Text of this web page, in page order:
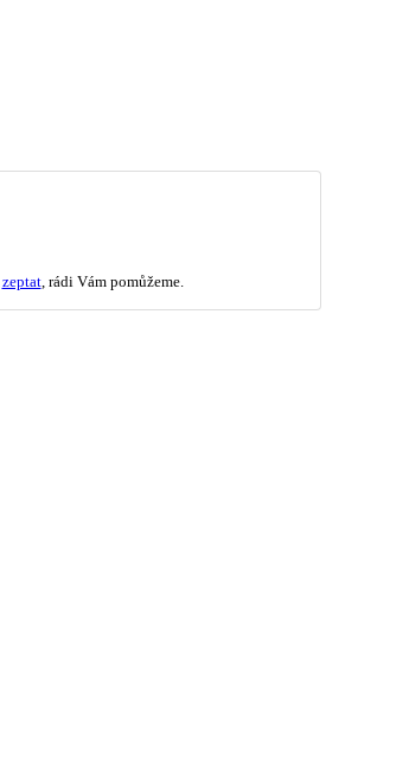
zeptat, rádi Vám pomůžeme.